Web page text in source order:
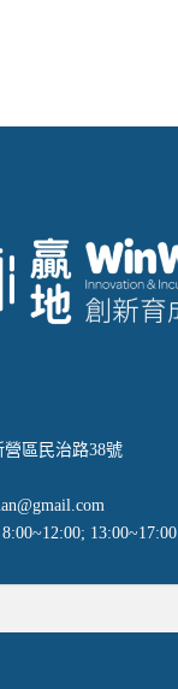
營區民治路38號
13:00~17:00